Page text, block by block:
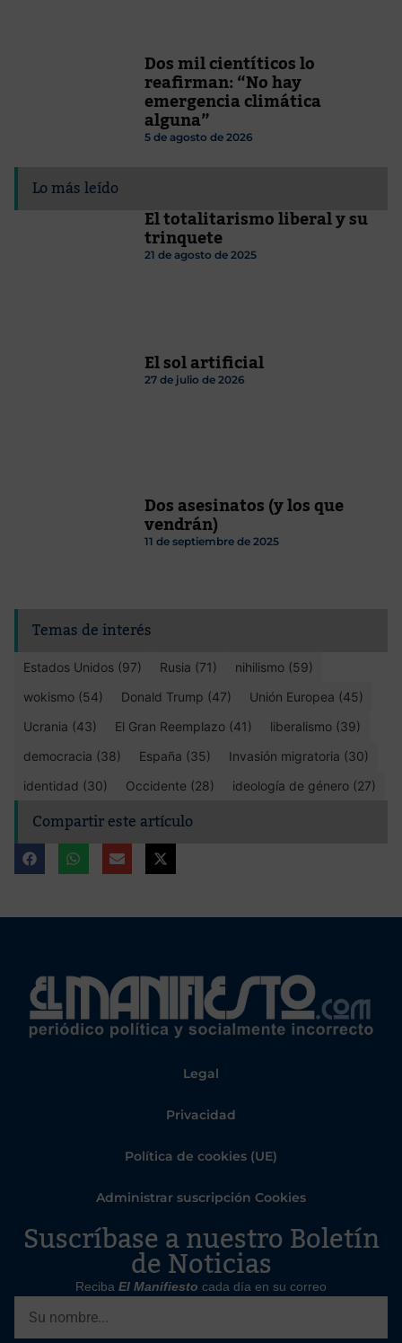
Dos mil cientíticos lo
reafirman: “No hay
emergencia climática
alguna”
5 de agosto de 2026
Lo más leído
El totalitarismo liberal y su
trinquete
21 de agosto de 2025
El sol artificial
27 de julio de 2026
Dos asesinatos (y los que
vendrán)
11 de septiembre de 2025
Temas de interés
Estados Unidos (97) Rusia (71)
nihilismo (59)
wokismo (54)
Donald Trump (47)
Unión Europea (45)
Ucrania (43)
El Gran Reemplazo (41)
liberalismo (39)
democracia (38)
España (35)
Invasión migratoria (30)
identidad (30)
Occidente (28) ideología de género (27)
Compartir este artículo
Legal
Privacidad
Política de cookies (UE)
Administrar suscripción Cookies
Suscríbase a nuestro Boletín
de Noticias
Reciba El Manifiesto cada día en su correo